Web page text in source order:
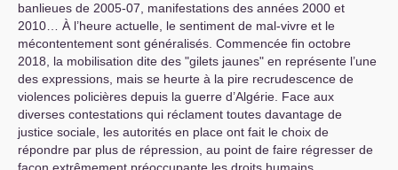
banlieues de 2005-07, manifestations des années 2000 et
2010… À l’heure actuelle, le sentiment de mal-vivre et le
mécontentement sont généralisés. Commencée fin octobre
2018, la mobilisation dite des "gilets jaunes" en représente l’une
des expressions, mais se heurte à la pire recrudescence de
violences policières depuis la guerre d’Algérie. Face aux
diverses contestations qui réclament toutes davantage de
justice sociale, les autorités en place ont fait le choix de
répondre par plus de répression, au point de faire régresser de